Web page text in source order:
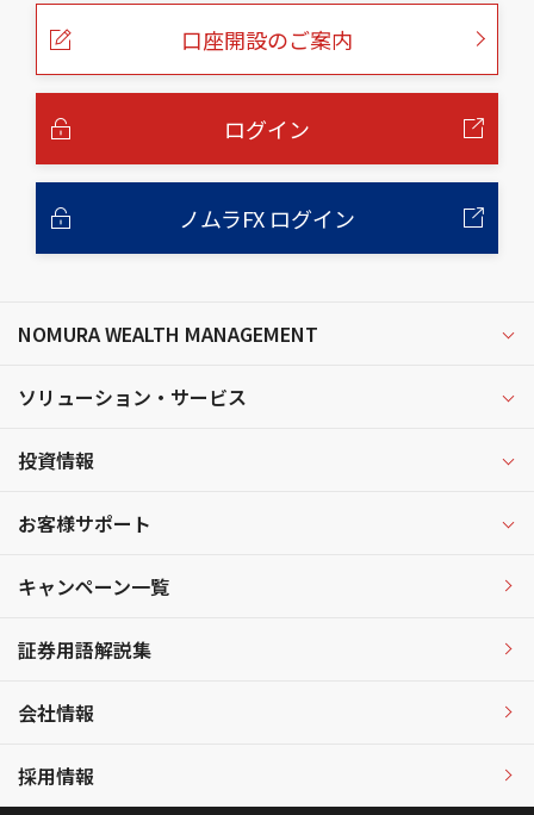
口座開設のご案内
ログイン
ノムラFX ログイン
NOMURA WEALTH MANAGEMENT
ソリューション・サービス
投資情報
お客様サポート
キャンペーン一覧
証券用語解説集
会社情報
採用情報